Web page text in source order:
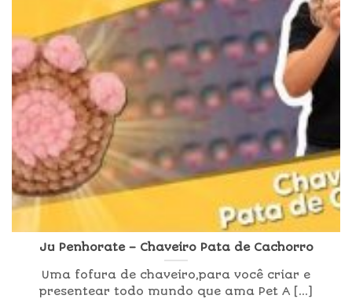
Ju Penhorate – Chaveiro Pata de Cachorro
Uma fofura de chaveiro,para você criar e
presentear todo mundo que ama Pet A [...]